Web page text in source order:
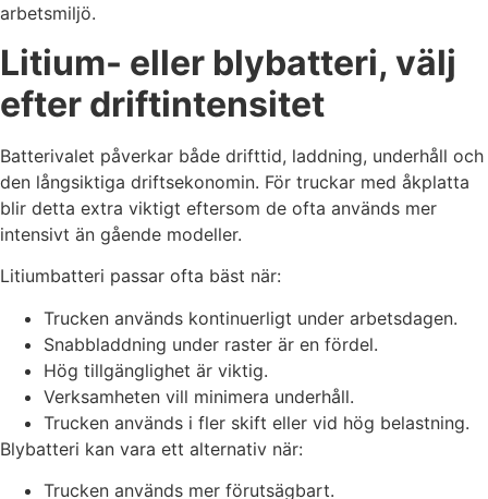
arbetsmiljö.
Litium- eller blybatteri, välj
efter driftintensitet
Batterivalet påverkar både drifttid, laddning, underhåll och
den långsiktiga driftsekonomin. För truckar med åkplatta
blir detta extra viktigt eftersom de ofta används mer
intensivt än gående modeller.
Litiumbatteri passar ofta bäst när:
Trucken används kontinuerligt under arbetsdagen.
Snabbladdning under raster är en fördel.
Hög tillgänglighet är viktig.
Verksamheten vill minimera underhåll.
Trucken används i fler skift eller vid hög belastning.
Blybatteri kan vara ett alternativ när:
Trucken används mer förutsägbart.